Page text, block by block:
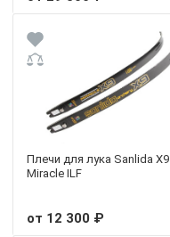
Плечи для лука Sanlida X9
Miracle ILF
от 12 300 ₽